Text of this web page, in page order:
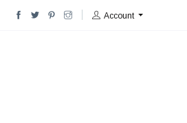
Account